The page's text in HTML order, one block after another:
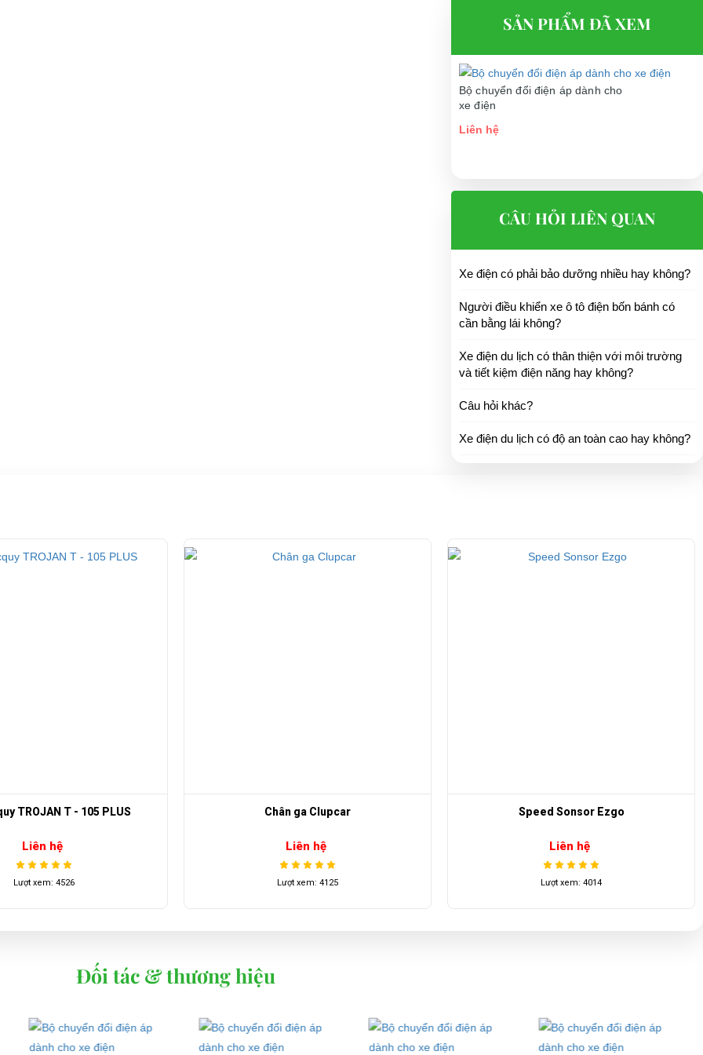
ở đâu?
SẢN PHẨM ĐÃ XEM
Bộ chuyển đổi điện áp dành cho
xe điện
Liên hệ
CÂU HỎI LIÊN QUAN
Xe điện có phải bảo dưỡng nhiều hay không?
Người điều khiển xe ô tô điện bốn bánh có
cần bằng lái không?
Xe điện du lịch có thân thiện với môi trường
và tiết kiệm điện năng hay không?
Câu hỏi khác?
Xe điện du lịch có độ an toàn cao hay không?
Chân ga Clupcar
Liên hệ
Lượt xem: 4125
Speed Sonsor Ezgo
Liên hệ
Lượt xem: 4014
Bộ sạc pin xe điện du lịch LVTONG ,dành cho
Liên hệ
Lượt xem: 5693
Đối tác & thương hiệu